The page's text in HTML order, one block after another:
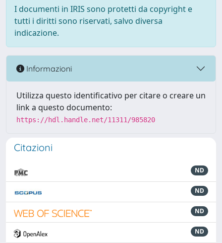
I documenti in IRIS sono protetti da copyright e
tutti i diritti sono riservati, salvo diversa
indicazione.
Informazioni
Utilizza questo identificativo per citare o creare un
link a questo documento:
https://hdl.handle.net/11311/985820
Citazioni
ND
ND
ND
ND